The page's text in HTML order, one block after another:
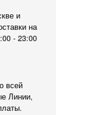
и
на
- 23:00
всей
Линии,